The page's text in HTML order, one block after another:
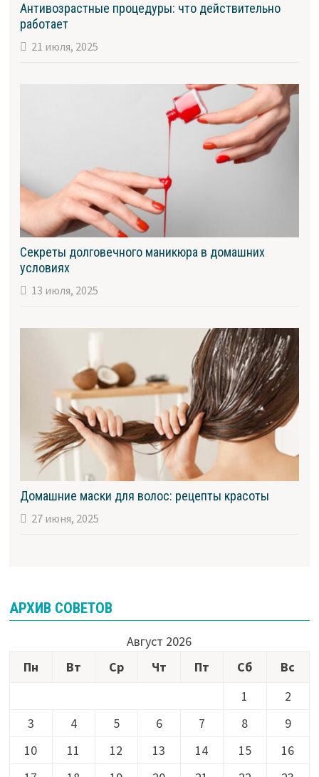
Антивозрастные процедуры: что действительно
работает
21 июля, 2025
Секреты долговечного маникюра в домашних
условиях
13 июля, 2025
Домашние маски для волос: рецепты красоты
27 июня, 2025
АРХИВ СОВЕТОВ
Август 2026
Пн
Вт Ср Чт Пт Сб
Вс
1
2
3
4 5 6 7 8
9
10
11 12 13 14 15
16